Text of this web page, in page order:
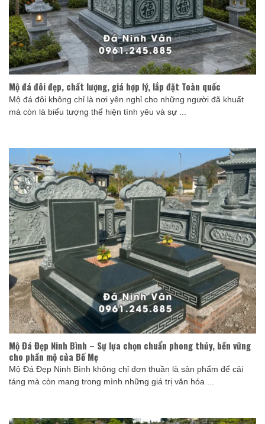
Mộ đá đôi đẹp, chất lượng, giá hợp lý, lắp đặt Toàn quốc
Mộ đá đôi không chỉ là nơi yên nghỉ cho những người đã khuất
mà còn là biểu tượng thể hiện tình yêu và sự ...
Mộ Đá Đẹp Ninh Bình – Sự lựa chọn chuẩn phong thủy, bền vững
cho phần mộ của Bố Mẹ
Mộ Đá Đẹp Ninh Bình không chỉ đơn thuần là sản phẩm để cải
táng mà còn mang trong mình những giá trị văn hóa ...